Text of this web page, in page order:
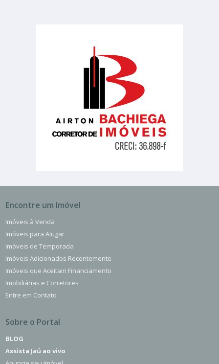
Encontre um Imóvel
Imóveis à Venda
Imóveis para Alugar
Imóveis de Temporada
Imóveis Adicionados Recentemente
Imóveis que Aceitam Financiamento
Imobiliárias e Corretores
Entre em Contato
Sobre o Portal
BLOG
Assista Jaú ao vivo